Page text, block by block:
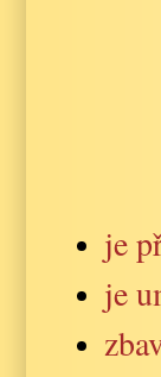
je
je